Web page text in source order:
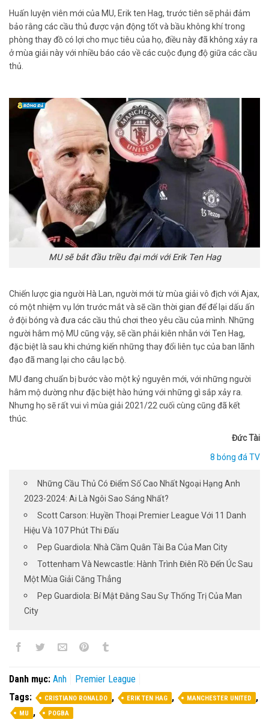
Huấn luyện viên mới của MU, Erik ten Hag, trước tiên sẽ phải đảm
bảo rằng các cầu thủ được vận động tốt và bầu không khí trong
phòng thay đồ có lợi cho mục tiêu của họ, điều này đã không xảy ra
ở mùa giải này với nhiều báo cáo về các cuộc đụng độ giữa các cầu
thủ.
MU sẽ bắt đầu triều đại mới với Erik Ten Hag
Chiến lược gia người Hà Lan, người mới từ mùa giải vô địch với Ajax,
có một nhiệm vụ lớn trước mắt và sẽ cần thời gian để để lại dấu ấn
ở đội bóng và đưa các cầu thủ chơi theo yêu cầu của mình. Những
người hâm mộ MU cũng vậy, sẽ cần phải kiên nhẫn với Ten Hag,
đặc biệt là sau khi chứng kiến ​​những thay đổi liên tục của ban lãnh
đạo đã mang lại cho câu lạc bộ.
MU đang chuẩn bị bước vào một kỷ nguyên mới, với những người
hâm mộ dường như đặc biệt hào hứng với những gì sắp xảy ra.
Nhưng họ sẽ rất vui vì mùa giải 2021/22 cuối cùng cũng đã kết
thúc.
Đức Tài
8 bóng đá TV
Những Cầu Thủ Có Điểm Số Cao Nhất Ngoại Hạng Anh
2023-2024: Ai Là Ngôi Sao Sáng Nhất?
Scott Carson: Huyền Thoại Premier League Với 11 Danh
Hiệu Và 107 Phút Thi Đấu
Pep Guardiola: Nhà Cầm Quân Tài Ba Của Man City
Tottenham Và Newcastle: Hành Trình Điên Rồ Đến Úc Sau
Một Mùa Giải Căng Thẳng
Pep Guardiola: Bí Mật Đằng Sau Sự Thống Trị Của Man
City
Danh mục: Anh
Premier League
Tags:
CRISTIANO RONALDO , ERIK TEN HAG , MANCHESTER UNITED ,
MU , POGBA